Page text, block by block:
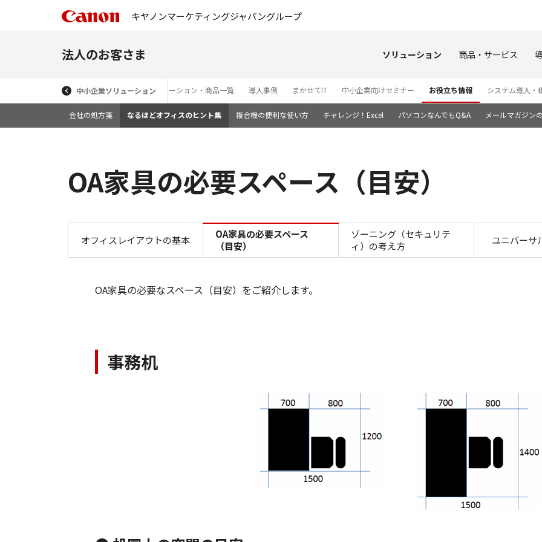
キヤノンマーケティングジャパングループ
法人のお客さま ソリューション 商品・サービス
中小企業ソリューションソリューション・商品一覧 導入事例 まかせてIT 中小企業向けセミナー お役立ち情報 システム導入・
会社の処方箋 なるほどオフィスのヒント集 複合機の便利な使い方 チャレンジ！Excel パソコンなんでもQ&A メールマガジン
OA家具の必要スペース（目安）
OA家具の必要スペース（目
オフィスレイアウトの基本
OA家具の必要スペース
（目安）
ゾーニング（セキュリテ
ィ）の考え方
ユニバーサ
OA家具の必要なスペース（目安）をご紹介します。
事務机